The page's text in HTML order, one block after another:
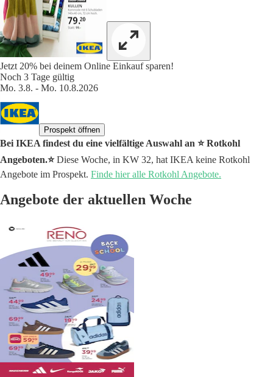
Jetzt 20% bei deinem Online Einkauf sparen!
Noch 3 Tage gültig
Mo. 3.8. - Mo. 10.8.2026
Prospekt öffnen
Bei IKEA findest du eine vielfältige Auswahl an ⭐️ Rotkohl
Angeboten.⭐️Diese Woche, in KW 32, hat IKEA keine Rotkohl
Angebote im Prospekt. Finde hier alle Rotkohl Angebote.
Angebote der aktuellen Woche